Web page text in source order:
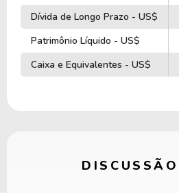
Dívida de Longo Prazo - US$
Patrimônio Líquido - US$
Caixa e Equivalentes - US$
DISCUSSÃO